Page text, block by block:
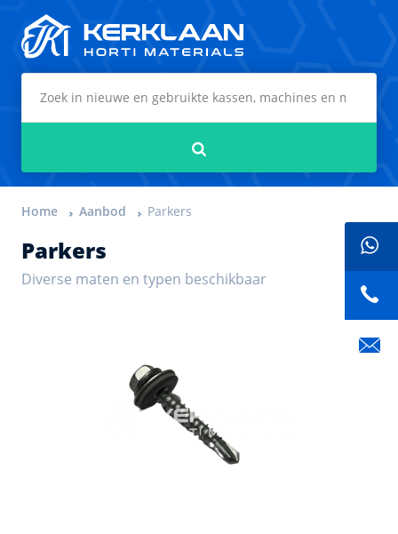
Home Aanbod Parkers
Parkers
Diverse maten en typen beschikbaar